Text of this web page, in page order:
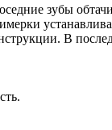
зубы
В